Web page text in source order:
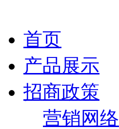
首页
产品展示
招商政策
营销网络